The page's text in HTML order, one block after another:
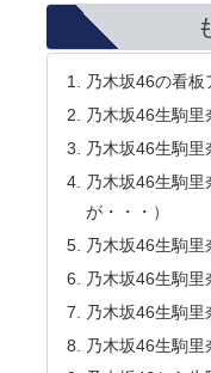
乃木坂46の看
乃木坂46生駒
乃木坂46生駒
乃木坂46生駒里
が・・・）
乃木坂46生駒里
乃木坂46生駒里
乃木坂46生駒
乃木坂46生駒